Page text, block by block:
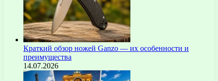
Краткий обзор ножей Ganzo — их особенности и
преимущества
14.07.2026